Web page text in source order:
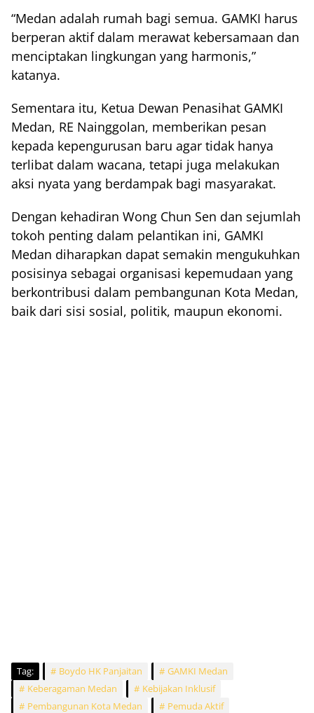
“Medan adalah rumah bagi semua. GAMKI harus
berperan aktif dalam merawat kebersamaan dan
menciptakan lingkungan yang harmonis,”
katanya.
Sementara itu, Ketua Dewan Penasihat GAMKI
Medan, RE Nainggolan, memberikan pesan
kepada kepengurusan baru agar tidak hanya
terlibat dalam wacana, tetapi juga melakukan
aksi nyata yang berdampak bagi masyarakat.
Dengan kehadiran Wong Chun Sen dan sejumlah
tokoh penting dalam pelantikan ini, GAMKI
Medan diharapkan dapat semakin mengukuhkan
posisinya sebagai organisasi kepemudaan yang
berkontribusi dalam pembangunan Kota Medan,
baik dari sisi sosial, politik, maupun ekonomi.
Tag: Boydo HK Panjaitan
GAMKI Medan
Keberagaman Medan
Kebijakan Inklusif
Pembangunan Kota Medan
Pemuda Aktif